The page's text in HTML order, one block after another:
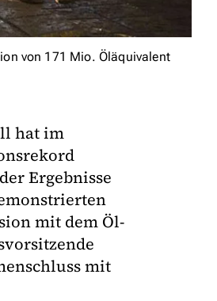
von 171 Mio. Öläquivalent
hat im
Ergebnisse
mit dem Öl-
mit